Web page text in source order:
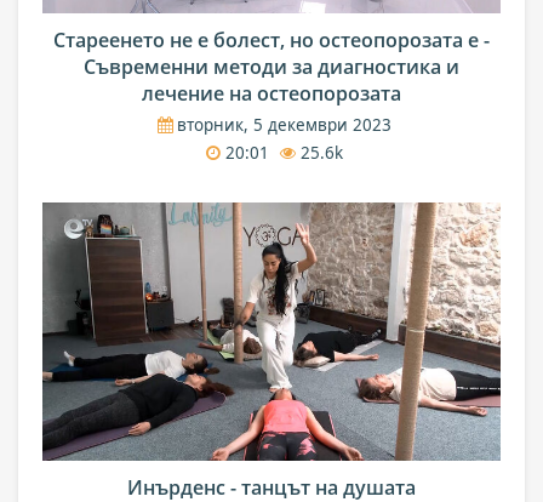
Стареенето не е болест, но остеопорозата е -
Съвременни методи за диагностика и
лечение на остеопорозата
вторник, 5 декември 2023
20:01
25.6k
Инърденс - танцът на душата